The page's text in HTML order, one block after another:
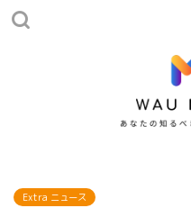
Extra ニュース